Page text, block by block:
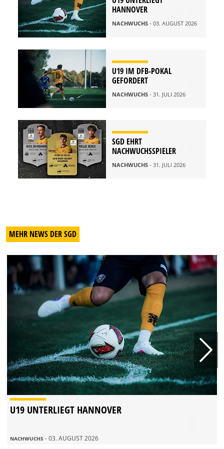
HANNOVER
NACHWUCHS - 03. AUGUST 2026
U19 IM DFB-POKAL
GEFORDERT
NACHWUCHS - 31. JULI 2026
SGD EHRT
NACHWUCHSSPIELER
NACHWUCHS - 31. JULI 2026
MEHR NEWS DER SGD
U19 UNTERLIEGT HANNOVER
NACHWUCHS - 03. AUGUST 2026